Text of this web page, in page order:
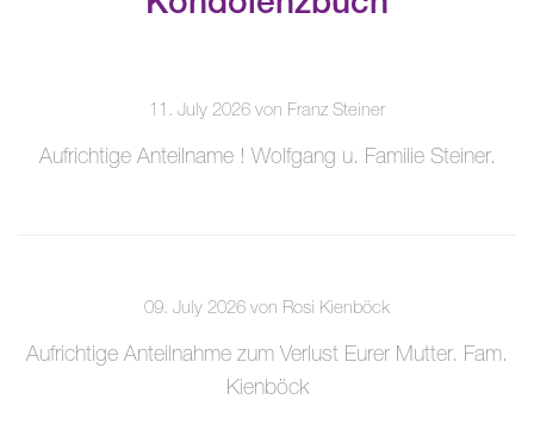
11. July 2026 von Franz Steiner
Aufrichtige Anteilname ! Wolfgang u. Familie Steiner.
09. July 2026 von Rosi Kienböck
Aufrichtige Anteilnahme zum Verlust Eurer Mutter. Fam.
Kienböck